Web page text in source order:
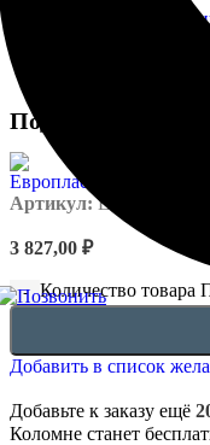
Подоконные
Артикул:EUPL-APIL -
3 827,00 ₽
Количество товара
Добавить в список
Добавьте к заказу ещё
Коломне станет